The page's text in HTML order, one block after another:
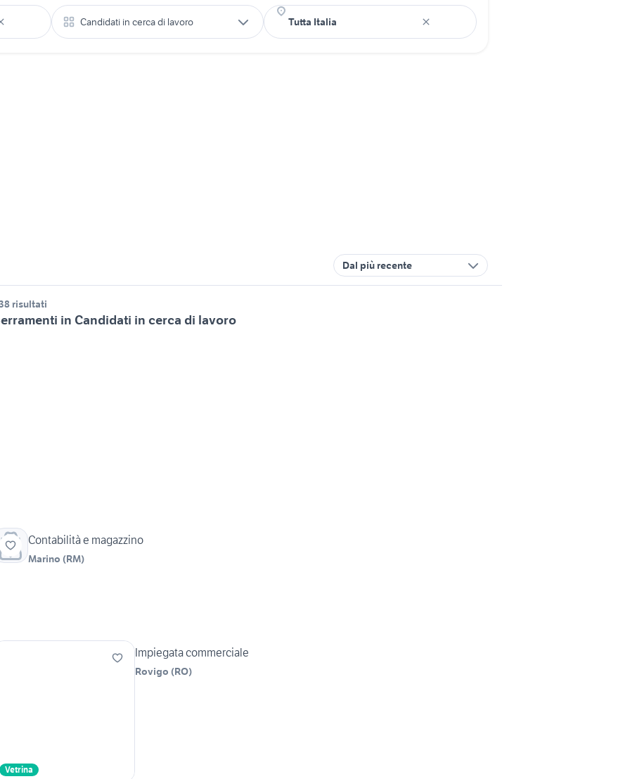
Candidati in cerca di lavoro
Dal più recente
risultati
in Candidati in cerca di lavoro
Contabilità e magazzino
Marino (RM)
Vetrina
Impiegata commerciale
Rovigo (RO)